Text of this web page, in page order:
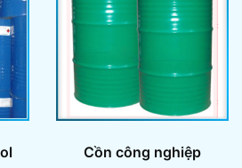
Cồn công nghiệp